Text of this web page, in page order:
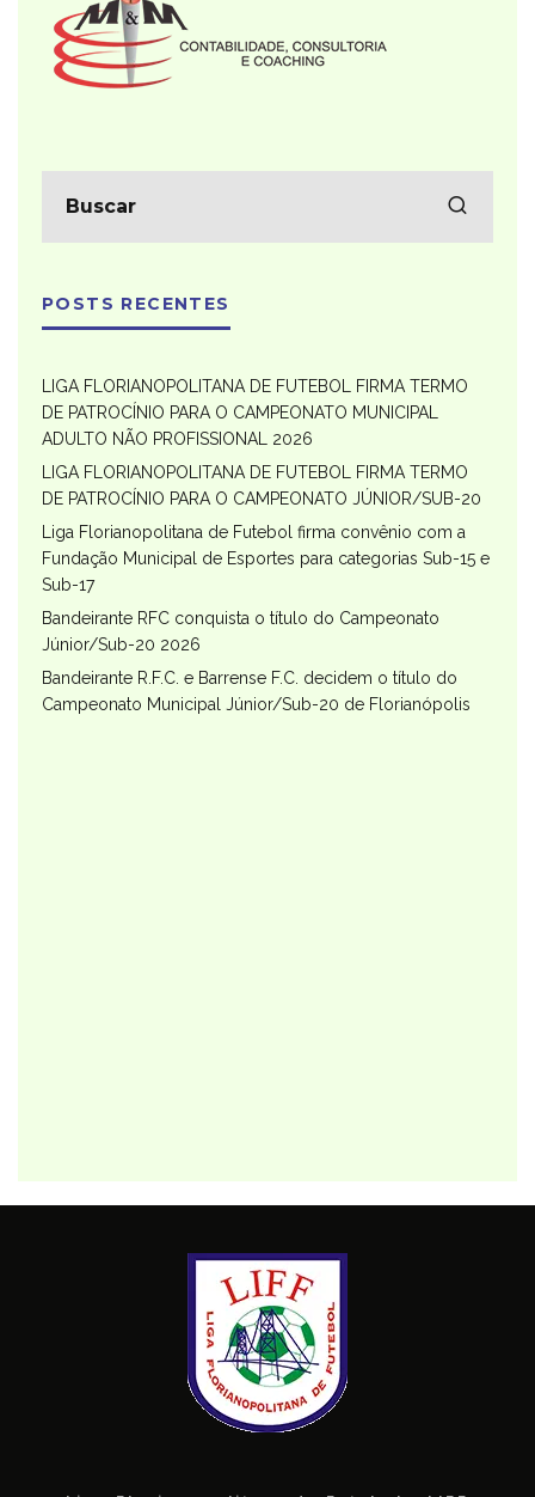
POSTS RECENTES
LIGA FLORIANOPOLITANA DE FUTEBOL FIRMA TERMO
DE PATROCÍNIO PARA O CAMPEONATO MUNICIPAL
ADULTO NÃO PROFISSIONAL 2026
LIGA FLORIANOPOLITANA DE FUTEBOL FIRMA TERMO
DE PATROCÍNIO PARA O CAMPEONATO JÚNIOR/SUB-20
Liga Florianopolitana de Futebol firma convênio com a
Fundação Municipal de Esportes para categorias Sub-15 e
Sub-17
Bandeirante RFC conquista o título do Campeonato
Júnior/Sub-20 2026
Bandeirante R.F.C. e Barrense F.C. decidem o título do
Campeonato Municipal Júnior/Sub-20 de Florianópolis